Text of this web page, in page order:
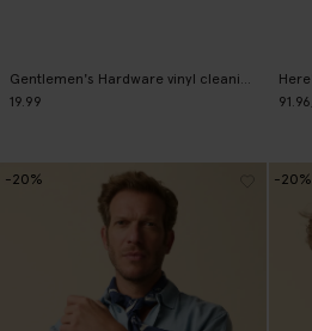
19.99
91.96
-20% -20%